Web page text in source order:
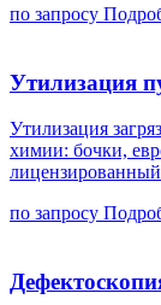
по запросу
Утилизация
Утилизация
химии: бочки,
по запросу